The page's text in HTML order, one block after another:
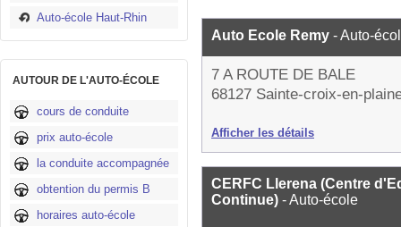
Auto-école Haut-Rhin
AUTOUR DE L'AUTO-ÉCOLE
cours de conduite
prix auto-école
la conduite accompagnée
obtention du permis B
horaires auto-école
Auto Ecole Remy - Auto-
7 A ROUTE DE BALE
68127 Sainte-croix-en-
Afficher les détails
CERFC Llerena (Centre
Continue) - Auto-école